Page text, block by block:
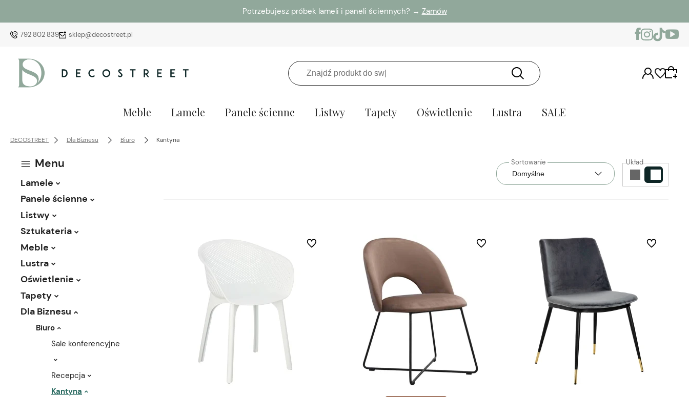
Potrzebujesz próbek lameli i paneli ściennych? → Zamów
792 802 839 sklep@decostreet.pl
Meble Lamele Panele ścienne Listwy Tapety Oświetlenie Lustra SALE
DECOSTREET Dla Biznesu Biuro Kantyna
Menu
Lamele
Panele ścienne
Listwy
Sztukateria
Meble
Lustra
Oświetlenie
Tapety
Dla Biznesu
Biuro
Sale konferencyjne
Recepcja
Kantyna
Układ
Do ulubionych Do ulubionych Do ulubionych